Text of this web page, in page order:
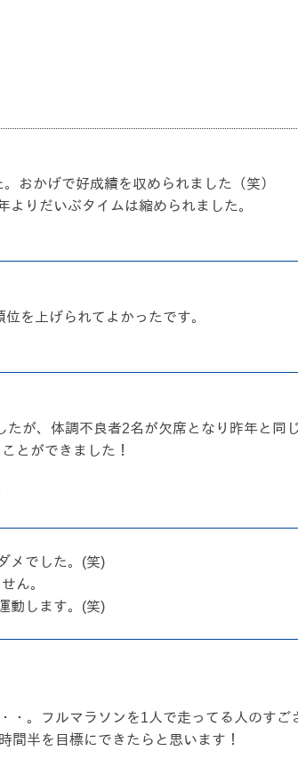
おかげで好成績を収められました（笑）
りだいぶタイムは縮められました。
を上げられてよかったです。
が、体調不良者2名が欠席となり昨年と同
とができました！
メでした。(笑)
ん。
動します。(笑)
。フルマラソンを1人で走ってる人のすご
間半を目標にできたらと思います！